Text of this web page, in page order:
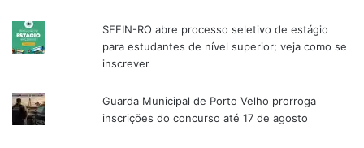
SEFIN-RO abre processo seletivo de estágio
para estudantes de nível superior; veja como se
inscrever
Guarda Municipal de Porto Velho prorroga
inscrições do concurso até 17 de agosto